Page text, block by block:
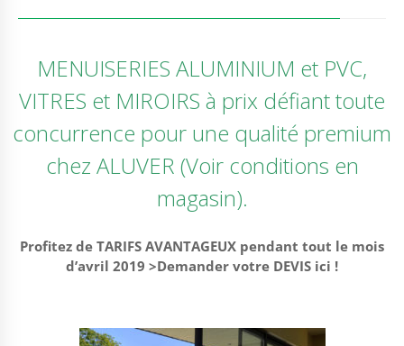
MENUISERIES ALUMINIUM et PVC,
VITRES et MIROIRS à prix défiant toute
concurrence pour une qualité premium
chez ALUVER (Voir conditions en
magasin).
Profitez de TARIFS AVANTAGEUX pendant tout le mois
d’avril 2019 >Demander votre DEVIS ici !